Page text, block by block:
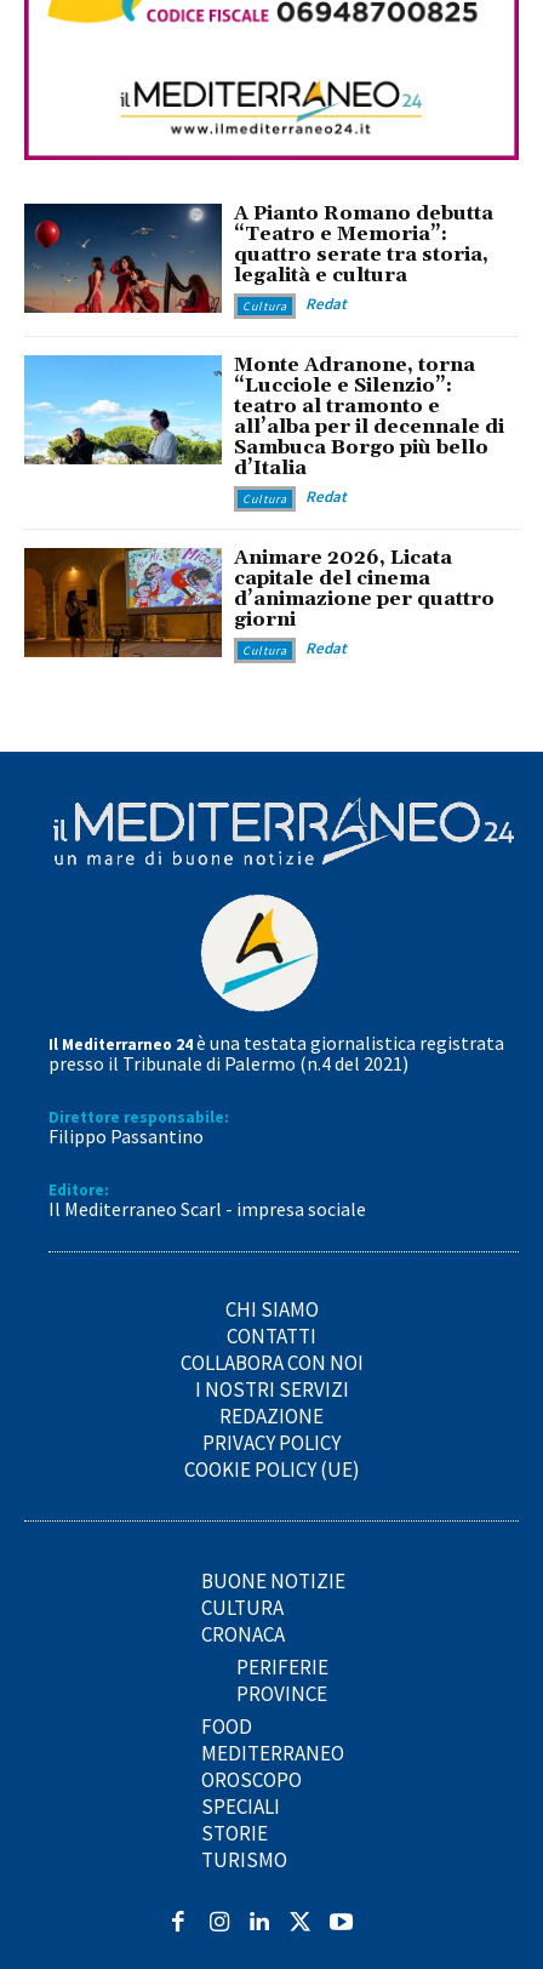
A Pianto Romano debutta
“Teatro e Memoria”:
quattro serate tra storia,
legalità e cultura
Cultura Redat
Monte Adranone, torna
“Lucciole e Silenzio”:
teatro al tramonto e
all’alba per il decennale di
Sambuca Borgo più bello
d’Italia
Cultura Redat
Animare 2026, Licata
capitale del cinema
d’animazione per quattro
giorni
Cultura Redat
Il Mediterrarneo 24è una testata giornalistica registrata
presso il Tribunale di Palermo (n.4 del 2021)
Direttore responsabile:
Filippo Passantino
Editore:
Il Mediterraneo Scarl - impresa sociale
CHI SIAMO
CONTATTI
COLLABORA CON NOI
I NOSTRI SERVIZI
REDAZIONE
PRIVACY POLICY
COOKIE POLICY (UE)
BUONE NOTIZIE
CULTURA
CRONACA
PERIFERIE
PROVINCE
FOOD
MEDITERRANEO
OROSCOPO
SPECIALI
STORIE
TURISMO